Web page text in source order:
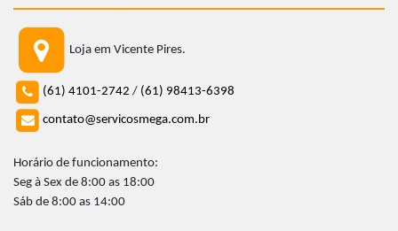
Loja em Vicente Pires.
(61) 4101-2742 / (61) 98413-6398
contato@servicosmega.com.br
Horário de funcionamento:
Seg à Sex de 8:00 as 18:00
Sáb de 8:00 as 14:00